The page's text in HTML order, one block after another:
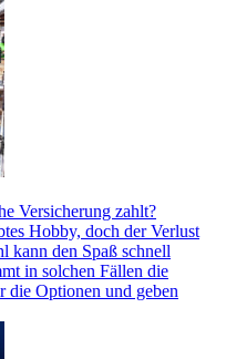
Versicherung zahlt?
Hobby, doch der Verlust
kann den Spaß schnell
in solchen Fällen die
die Optionen und geben